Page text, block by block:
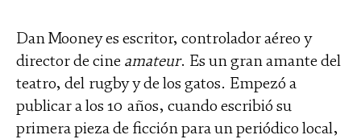
Dan Mooney es escritor, controlador aéreo y
director de cine amateur. Es un gran amante del
teatro, del rugby y de los gatos. Empezó a
publicar a los 10 años, cuando escribió su
primera pieza de ficción para un periódico local,